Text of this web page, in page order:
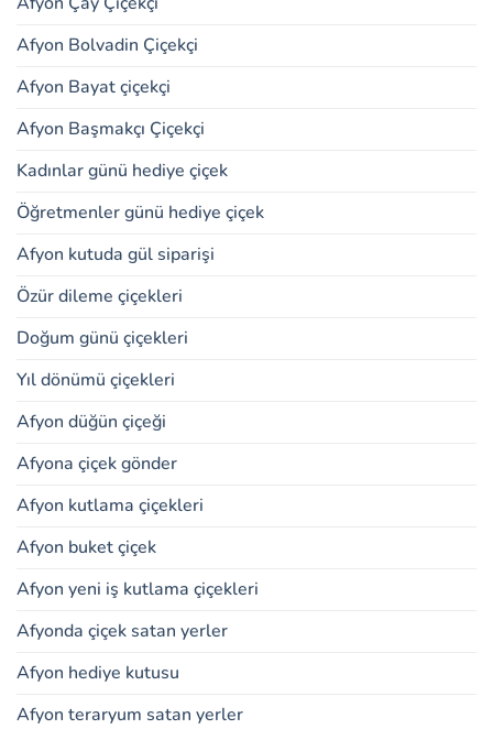
Afyon Bolvadin Çiçekçi
Afyon Bayat çiçekçi
Afyon Başmakçı Çiçekçi
Kadınlar günü hediye çiçek
Öğretmenler günü hediye çiçek
Afyon kutuda gül siparişi
Özür dileme çiçekleri
Doğum günü çiçekleri
Yıl dönümü çiçekleri
Afyon düğün çiçeği
Afyona çiçek gönder
Afyon kutlama çiçekleri
Afyon buket çiçek
Afyon yeni iş kutlama çiçekleri
Afyonda çiçek satan yerler
Afyon hediye kutusu
Afyon teraryum satan yerler